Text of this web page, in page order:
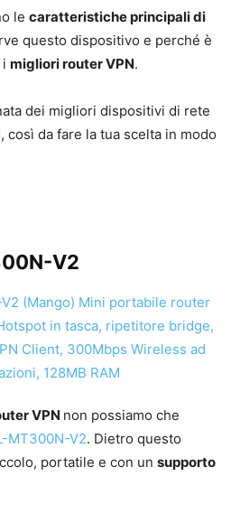
le caratteristiche principali di
questo dispositivo e perché è
migliori router VPN.
dei migliori dispositivi di rete
, così da fare la tua scelta in modo
V2
VPN non possiamo che
MT300N-V2. Dietro questo
portatile e con un supporto